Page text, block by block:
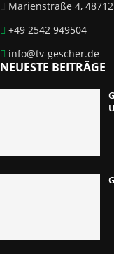
Marienstraße 4,
+49 2542 949504
info@tv-gescher.de
NEUESTE BEITRÄGE